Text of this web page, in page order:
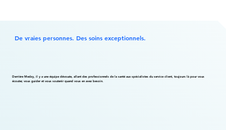
De vraies personnes. Des soins exceptionnels.
Derrière Medzy, il y a une équipe dévouée, allant des professionnels de la santé aux spécialistes du service client, toujours là pour vous
écouter, vous guider et vous soutenir quand vous en avez besoin.